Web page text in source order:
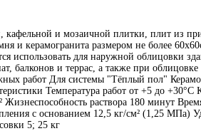
и мозаичной плитки, плит из
и керамогранита размером не более
для наружной облицовки
балконов и террас, а также при
работ Для системы "Тёплый пол"
Температура работ от +5 до
раствора 180 минут
с основанием 12,5 кг/см² (1,25 МПа)
5; 25 кг